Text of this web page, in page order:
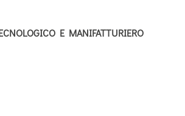
E MANIFATTURIERO